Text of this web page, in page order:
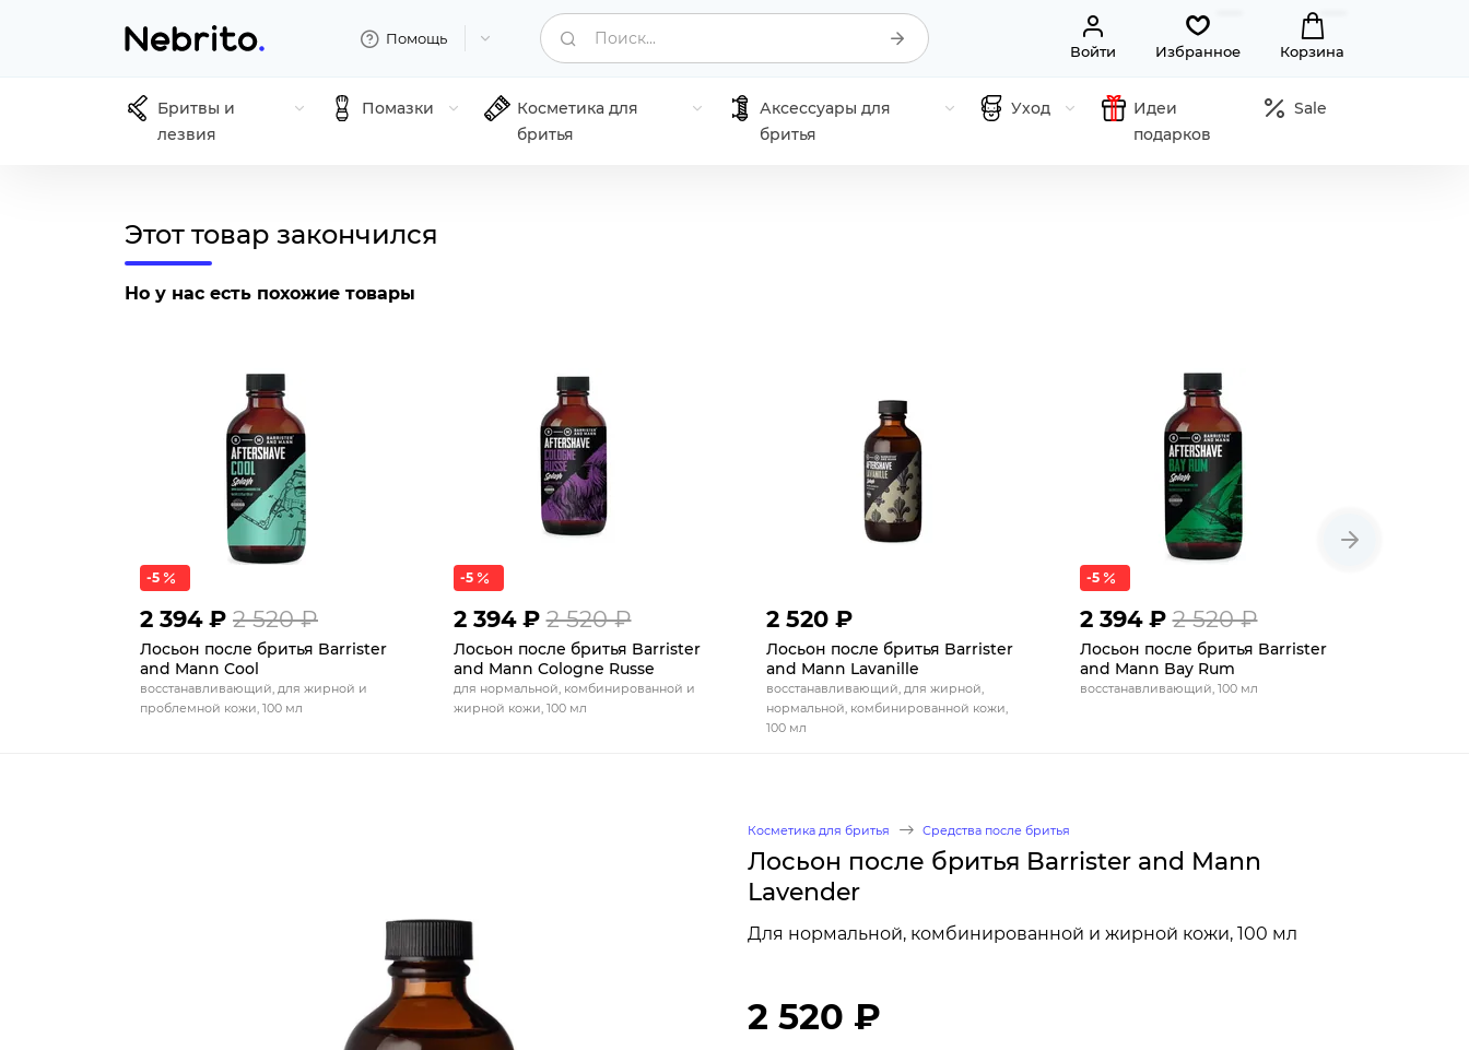
Помощь Поиск...
Войти Избранное Корзина
Бритвы и
лезвия
Помазки
Косметика для
бритья
Аксессуары для
бритья
Уход
Идеи
подарков
Sale
Этот товар закончился
Но у нас есть похожие товары
-5
2 394 ₽ 2 520 ₽
Лосьон после бритья Barrister
and Mann Cool
восстанавливающий, для жирной и
проблемной кожи, 100 мл
-5
2 394 ₽ 2 520 ₽
Лосьон после бритья Barrister
and Mann Cologne Russe
для нормальной, комбинированной и
жирной кожи, 100 мл
2 520 ₽
Лосьон после бритья Barrister
and Mann Lavanille
восстанавливающий, для жирной,
нормальной, комбинированной кожи,
100 мл
-5
2 394 ₽ 2 520 ₽
Лосьон после бритья Barrister
and Mann Bay Rum
восстанавливающий, 100 мл
Косметика для бритья Средства после бритья
Лосьон после бритья Barrister and Mann
Lavender
Для нормальной, комбинированной и жирной кожи, 100 мл
2 520 ₽